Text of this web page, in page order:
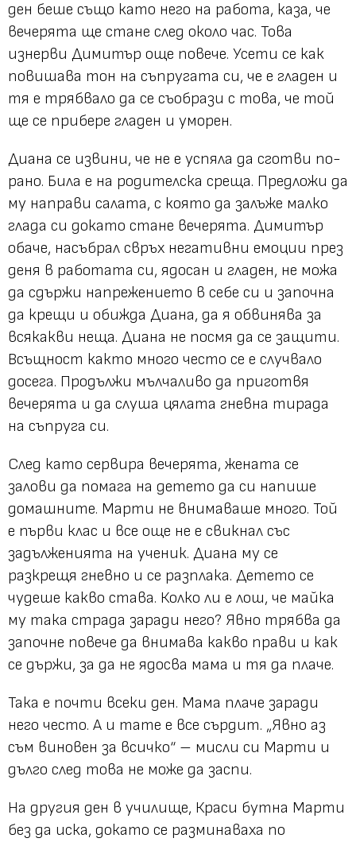
ден беше също като него на работа, каза, че
вечерята ще стане след около час. Това
изнерви Димитър още повече. Усети се как
повишава тон на съпругата си, че е гладен и
тя е трябвало да се съобрази с това, че той
ще се прибере гладен и уморен.
Диана се извини, че не е успяла да сготви по-
рано. Била е на родителска среща. Предложи да
му направи салата, с която да залъже малко
глада си докато стане вечерята. Димитър
обаче, насъбрал свръх негативни емоции през
деня в работата си, ядосан и гладен, не можа
да сдържи напрежението в себе си и започна
да крещи и обижда Диана, да я обвинява за
всякакви неща. Диана не посмя да се защити.
Всъщност както много често се е случвало
досега. Продължи мълчаливо да приготвя
вечерята и да слуша цялата гневна тирада
на съпруга си.
След като сервира вечерята, жената се
залови да помага на детето да си напише
домашните. Марти не внимаваше много. Той
е първи клас и все още не е свикнал със
задълженията на ученик. Диана му се
разкрещя гневно и се разплака. Детето се
чудеше какво става. Колко ли е лош, че майка
му така страда заради него? Явно трябва да
започне повече да внимава какво прави и как
се държи, за да не ядосва мама и тя да плаче.
Така е почти всеки ден. Мама плаче заради
него често. А и тате е все сърдит. „Явно аз
съм виновен за всичко“ – мисли си Марти и
дълго след това не може да заспи.
На другия ден в училище, Краси бутна Марти
без да иска, докато се разминаваха по